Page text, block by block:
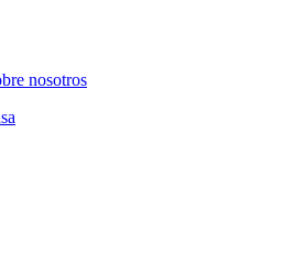
nosotros